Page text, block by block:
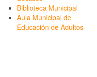
Biblioteca Municipal
Aula Municipal de
Educación de Adultos